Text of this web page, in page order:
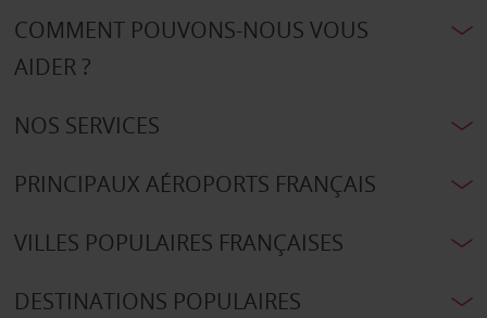
COMMENT POUVONS-NOUS VOUS
AIDER ?
NOS SERVICES
PRINCIPAUX AÉROPORTS FRANÇAIS
VILLES POPULAIRES FRANÇAISES
DESTINATIONS POPULAIRES